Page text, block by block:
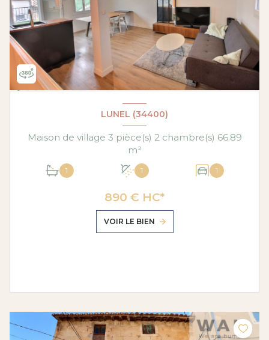
LUNEL (34400)
Maison de village 3 pièce(s) 2 chambre(s) 66.89
m²
1 1 1
890 € HC*
VOIR LE BIEN